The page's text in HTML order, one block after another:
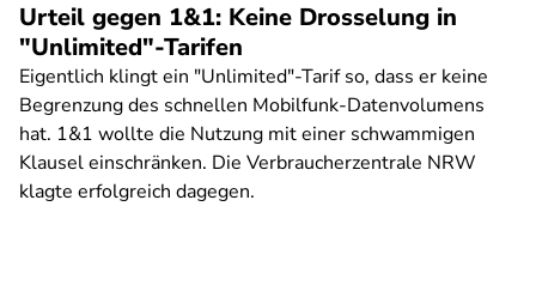
Urteil gegen 1&1: Keine Drosselung in
"Unlimited"-Tarifen
Eigentlich klingt ein "Unlimited"-Tarif so, dass er keine
Begrenzung des schnellen Mobilfunk-Datenvolumens
hat. 1&1 wollte die Nutzung mit einer schwammigen
Klausel einschränken. Die Verbraucherzentrale NRW
klagte erfolgreich dagegen.